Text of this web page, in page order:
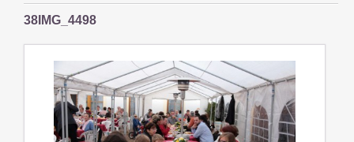
38IMG_4498